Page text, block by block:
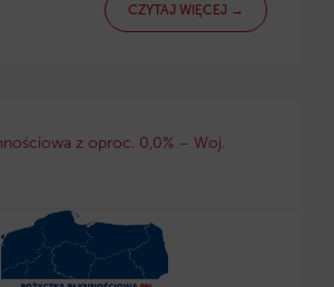
CZYTAJ WIĘCEJ →
z oproc. 0,0% – Woj.